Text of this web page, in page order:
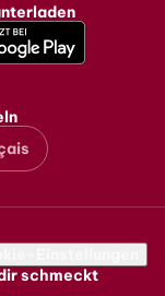
schmeckt